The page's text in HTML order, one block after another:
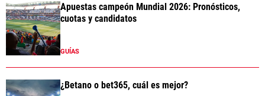
Apuestas campeón Mundial 2026: Pronósticos,
cuotas y candidatos
GUÍAS
¿Betano o bet365, cuál es mejor?